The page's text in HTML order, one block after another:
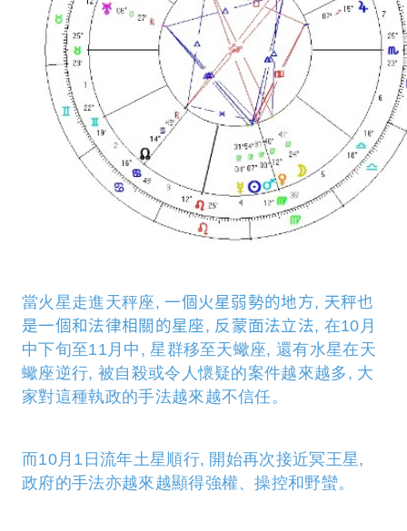
當火星走進天秤座,一個火星弱勢的地方, 天秤也
是一個和法律相關的星座, 反蒙面法立法, 在10月
中下旬至11月中, 星群移至天蠍座, 還有水星在天
蠍座逆行, 被自殺或令人懷疑的案件越來越多, 大
家對這種執政的手法越來越不信任。
而10月1日流年土星順行, 開始再次接近冥王星,
政府的手法亦越來越顯得強權、操控和野蠻。